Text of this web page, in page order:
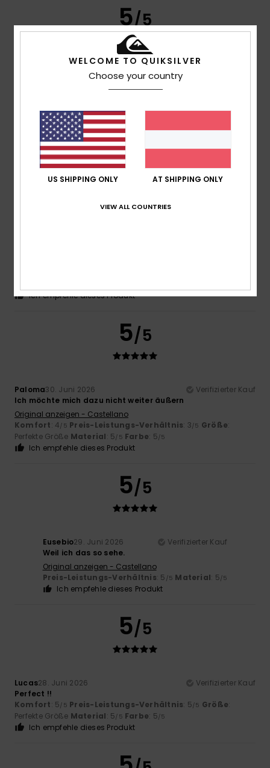
5/5
Mein Sohn war begeistert. Der Stoff ist sehr luftig und
Original anzeigen - Português
Komfort: 5/5 Preis-Leistungs-Verhältnis
Material: 5/5 Farbe: 5/5
Ich empfehle dieses Produkt
5
Ich empfehle dieses Produkt
5/5
Paloma30. Juni 2026
Verifizierter Kauf
Ich möchte mich dazu nicht weiter äußern
Original anzeigen - Castellano
Komfort: 4/5 Preis-Leistungs-Verhältnis: 3/5 Größe:
Perfekte Größe Material: 5/5 Farbe: 5/5
Ich empfehle dieses Produkt
5/5
Eusebio29. Juni 2026
Verifizierter Kauf
Weil ich das so sehe.
Original anzeigen - Castellano
Preis-Leistungs-Verhältnis: 5 /5 Material: 5/5
Ich empfehle dieses Produkt
5/5
Lucas28. Juni 2026
Verifizierter Kauf
Perfect !!
Komfort: 5/5 Preis-Leistungs-Verhältnis: 5/5 Größe:
Perfekte Größe Material: 5/5 Farbe: 5/5
Ich empfehle dieses Produkt
WELCOME TO QUIKSILVER
Choose your country
US SHIPPING ONLY AT SHIPPING ONLY
VIEW ALL COUNTRIES